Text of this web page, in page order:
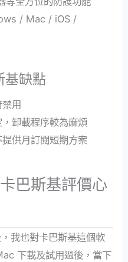
/ Mac / iOS /
基缺點
用
卸載程序較為麻煩
供月訂閱短期方案
巴斯基評價心
我也對卡巴斯基這個軟
下載及試用過後，當下